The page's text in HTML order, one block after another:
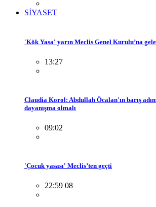
SİYASET
'Kök Yasa' yarın Meclis Genel Kurulu’na
13:27
Claudia Korol: Abdullah Öcalan'ın barış
dayanışma olmalı
09:02
'Çocuk yasası' Meclis’ten geçti
22:59 08